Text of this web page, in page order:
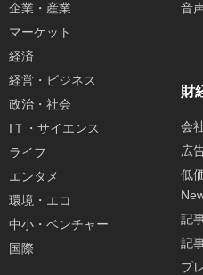
企業・産業
マーケット
経済
経営・ビジネス
政治・社会
IＴ・サイエンス
ライフ
エンタメ
環境・エコ
中小・ベンチャー
国際
音
財
会
広
低
記
記
プ